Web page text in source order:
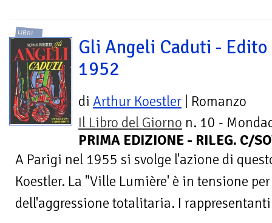
LIBRI
Gli Angeli Caduti - Edito
1952
di Arthur Koestler | Romanzo
Il Libro del Giorno n. 10 -
PRIMA EDIZIONE - RILEG. C/
A Parigi nel 1955 si svolge l'azione di
Koestler. La "Ville Lumière' è in tensione
dell'aggressione totalitaria. I